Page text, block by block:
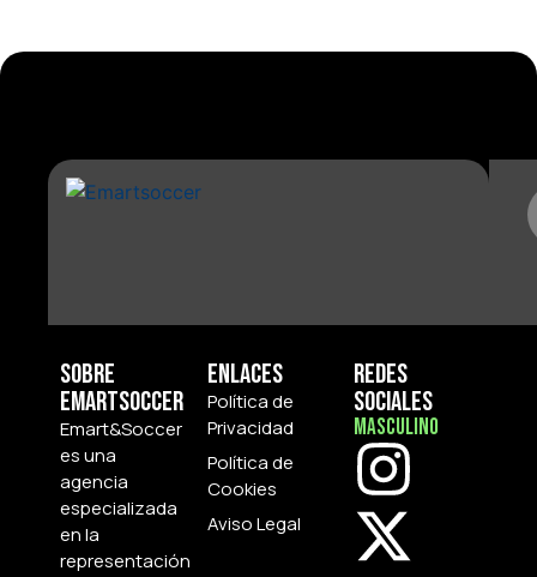
Sobre
Emartsoccer
Emart&Soccer
es una
agencia
especializada
en la
representación
Enlaces
Política de
Privacidad
Política de
Cookies
Aviso Legal
Redes
Sociales
Masculino